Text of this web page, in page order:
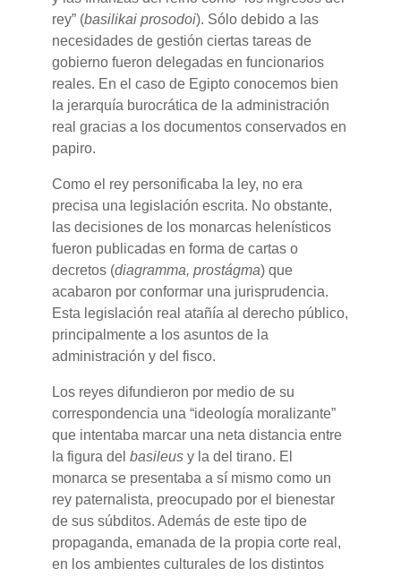
rey” (basilikai prosodoi). Sólo debido a las
necesidades de gestión ciertas tareas de
gobierno fueron delegadas en funcionarios
reales. En el caso de Egipto conocemos bien
la jerarquía burocrática de la administración
real gracias a los documentos conservados en
papiro.
Como el rey personificaba la ley, no era
precisa una legislación escrita. No obstante,
las decisiones de los monarcas helenísticos
fueron publicadas en forma de cartas o
decretos (diagramma, prostágma) que
acabaron por conformar una jurisprudencia.
Esta legislación real atañía al derecho público,
principalmente a los asuntos de la
administración y del fisco.
Los reyes difundieron por medio de su
correspondencia una “ideología moralizante”
que intentaba marcar una neta distancia entre
la figura del basileus y la del tirano. El
monarca se presentaba a sí mismo como un
rey paternalista, preocupado por el bienestar
de sus súbditos. Además de este tipo de
propaganda, emanada de la propia corte real,
en los ambientes culturales de los distintos